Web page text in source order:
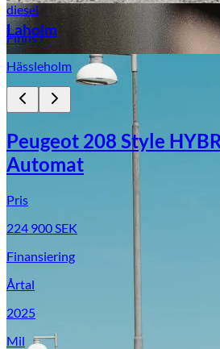
Laholm
diesel
Finns i
Hässleholm
Peugeot 208 Style
Automat
Pris
224 900 SEK
Finansiering
Årtal
2025
Mil